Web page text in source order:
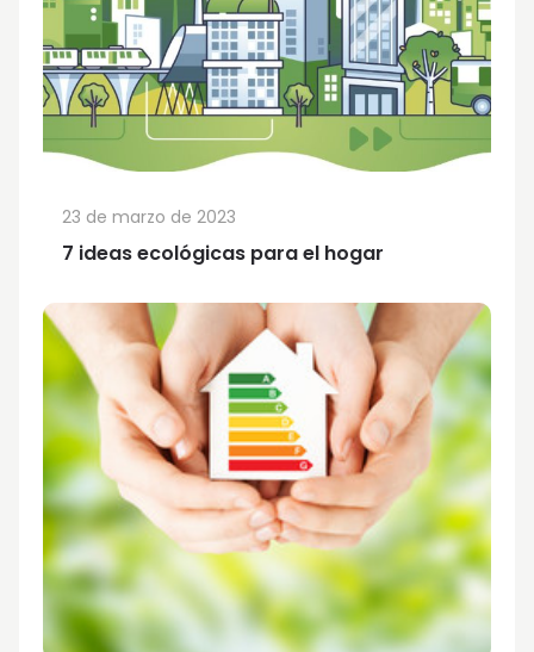
7 ideas ecológicas para el hogar
23 de marzo de 2023